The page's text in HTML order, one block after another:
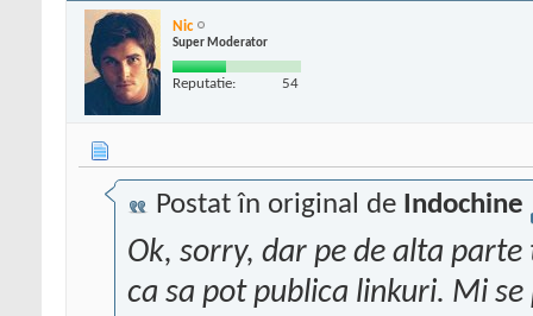
Nic
Super Moderator
Reputatie: 54
Postat în original de Indochine
Ok, sorry, dar pe de alta
ca sa pot publica linkuri. Mi